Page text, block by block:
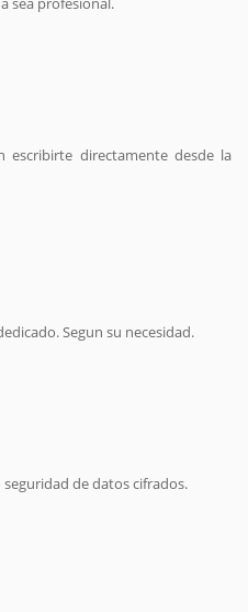
escribirte directamente desde la
Segun su necesidad.
de datos cifrados.